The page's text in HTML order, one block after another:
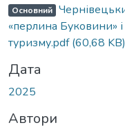
Основний
«перлина Буковини»
туризму.pdf(60,68 KB)
Дата
2025
Автори